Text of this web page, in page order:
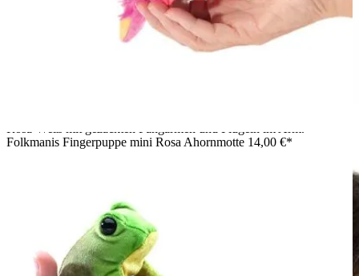
Folkmanis Fingerpuppe mini Rosa Ahornmotte 14,00 €*